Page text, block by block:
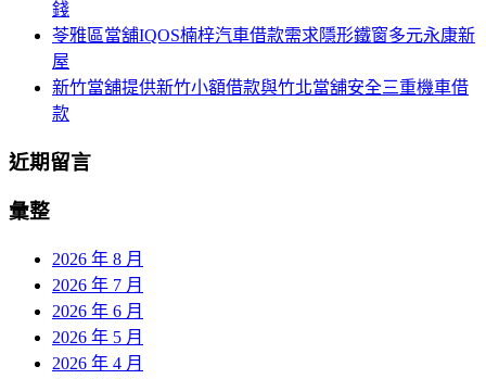
錢
苓雅區當舖IQOS楠梓汽車借款需求隱形鐵窗多元永康新
屋
新竹當舖提供新竹小額借款與竹北當舖安全三重機車借
款
近期留言
彙整
2026 年 8 月
2026 年 7 月
2026 年 6 月
2026 年 5 月
2026 年 4 月